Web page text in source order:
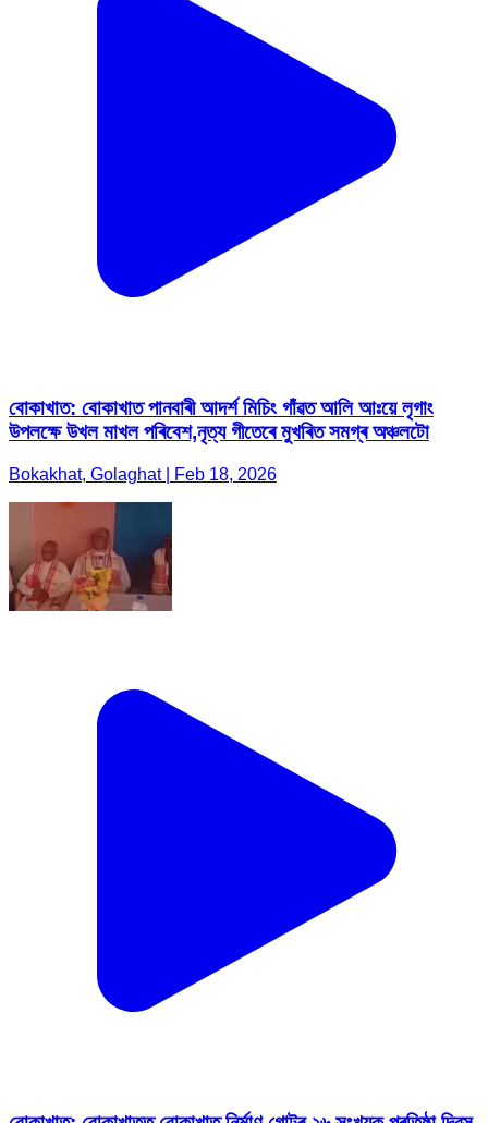
বোকাখাত: বোকাখাত পানবাৰী আদৰ্শ মিচিং গাঁৱত আলি আঃয়ে লৃগাং
উপলক্ষে উখল মাখল পৰিবেশ,নৃত্য গীতেৰে মুখৰিত সমগ্ৰ অঞ্চলটো
Bokakhat, Golaghat | Feb 18, 2026